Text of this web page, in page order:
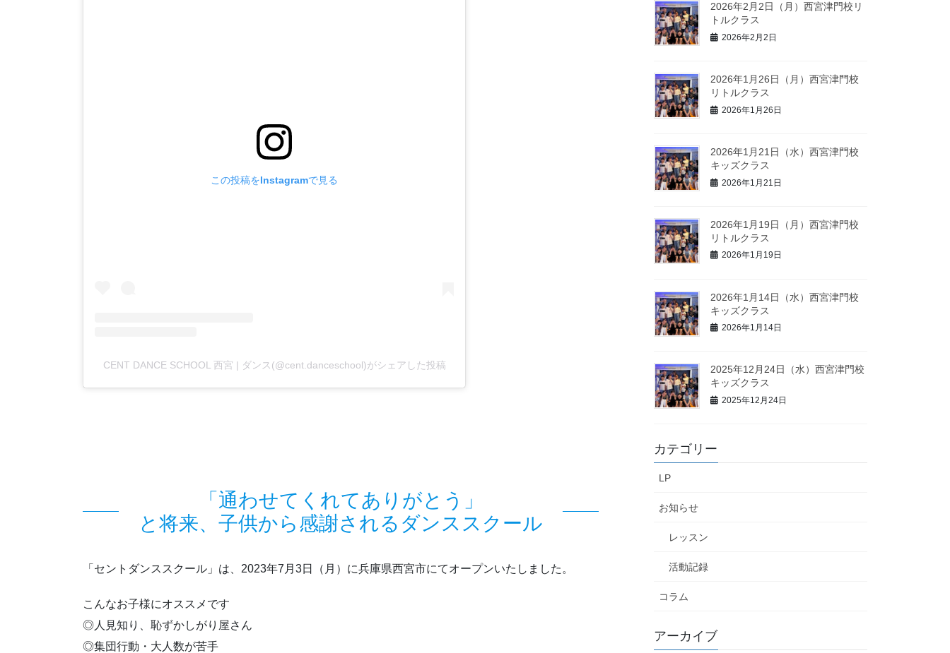
この投稿をInstagramで見る
CENT DANCE SCHOOL 西宮 | ダンス(@cent.danceschool)がシェアした投稿
「通わせてくれてありがとう」
と将来、子供から感謝されるダンススクール
「セントダンススクール」は、2023年7月3日（月）に兵庫県西宮市にてオープンいたしました。
こんなお子様にオススメです
◎人見知り、恥ずかしがり屋さん
◎集団行動・大人数が苦手
2026年2月2日（月）西宮津門校リ
トルクラス
2026年2月2日
2026年1月26日（月）西宮津門校
リトルクラス
2026年1月26日
2026年1月21日（水）西宮津門校
キッズクラス
2026年1月21日
2026年1月19日（月）西宮津門校
リトルクラス
2026年1月19日
2026年1月14日（水）西宮津門校
キッズクラス
2026年1月14日
2025年12月24日（水）西宮津門校
キッズクラス
2025年12月24日
カテゴリー
LP
お知らせ
レッスン
活動記録
コラム
アーカイブ